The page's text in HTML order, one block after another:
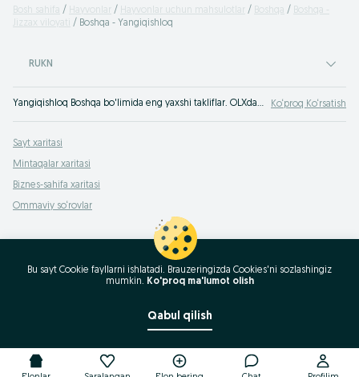
Bosh sahifa Hayvonlar Hayvonlar uchun mahsulotlar Boshqa
Boshqa -
Jizzax viloyati
Boshqa - Yangiqishloq
RUKN
Yangiqishloq Boshqa bo'limida eng yaxshi takliflar. OLXda hamyonbop narxlarda mahsulot va xizmatlarning katta tanlovi! OLX.uz da ko'plab takliflar! Ko‘proq Ko‘rsatish
Sayt xaritasi
Mintaqalar xaritasi
Biznes-sahifa xaritasi
Ommaviy so‘rovlar
Bu sayt Cookie fayllarni ishlatadi. Brauzeringizda Cookies'ni sozlashingiz
mumkin. Ko'proq ma'lumot olish
Qabul qilish